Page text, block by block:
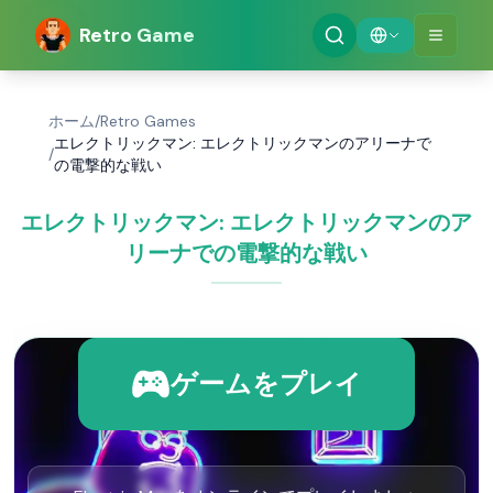
Retro Game
ホーム/Retro Games
/
エレクトリックマン: エレクトリックマンのアリーナで
の電撃的な戦い
エレクトリックマン: エレクトリックマンのア
リーナでの電撃的な戦い
ゲームをプレイ